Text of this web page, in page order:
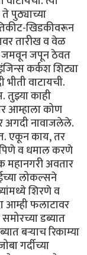
पुठ्याच्या
खिडकीवरून
तारीख व वेळ
जमवून जपून ठेवत
कर्कश शिट्या
वाटायची.
काही
आम्हाला कोण
अगदी नावाजलेले.
एकून काय, तर
व धमाल करणे
महानगरी अवतार
लोकल्सने
शिरणे व
आम्ही फलाटावर
डब्यात
बऱ्याच रिकाम्या
गर्दीच्या